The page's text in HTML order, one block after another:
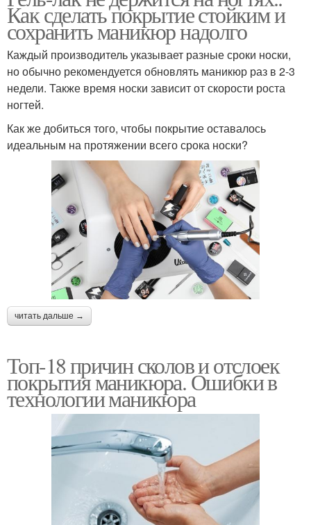
Как сделать покрытие стойким и
сохранить маникюр надолго
Каждый производитель указывает разные сроки носки,
но обычно рекомендуется обновлять маникюр раз в 2-3
недели. Также время носки зависит от скорости роста
ногтей.
Как же добиться того, чтобы покрытие оставалось
идеальным на протяжении всего срока носки?
читать дальше →
Топ-18 причин сколов и отслоек
покрытия маникюра. Ошибки в
технологии маникюра